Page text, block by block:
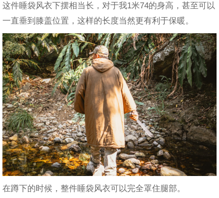
这件睡袋风衣下摆相当长，对于我1米74的身高，甚至可以
一直垂到膝盖位置，这样的长度当然更有利于保暖。
在蹲下的时候，整件睡袋风衣可以完全罩住腿部。